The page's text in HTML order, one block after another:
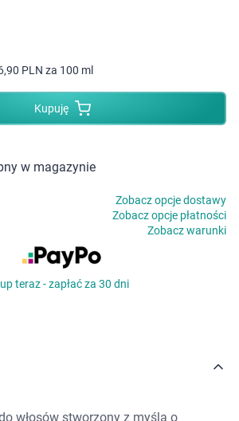
PLN za 100 ml
Kupuję
w magazynie
Zobacz opcje dostawy
Zobacz opcje płatności
Zobacz warunki
teraz - zapłać za 30 dni
włosów stworzony z myślą o